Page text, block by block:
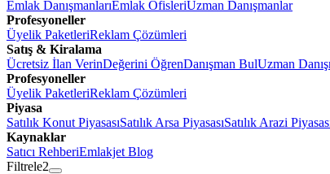
Emlak DanışmanlarıEmlak OfisleriUzman Danışmanlar
Profesyoneller
Üyelik PaketleriReklam Çözümleri
Satış & Kiralama
Ücretsiz İlan VerinDeğerini ÖğrenDanışman BulUzman
Profesyoneller
Üyelik PaketleriReklam Çözümleri
Piyasa
Satılık Konut PiyasasıSatılık Arsa PiyasasıSatılık Arazi
Kaynaklar
Satıcı RehberiEmlakjet Blog
Filtrele2